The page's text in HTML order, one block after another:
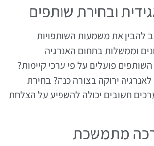
ובחירת שותפים
להבין את משמעות השותפויות
וממשלות בתחום האנרגיה
פועלים על פי ערכי קיימות?
ירוקה בצורה כנה? בחירת
חשובים יכולה להשפיע על הצלחת
מתמשכת